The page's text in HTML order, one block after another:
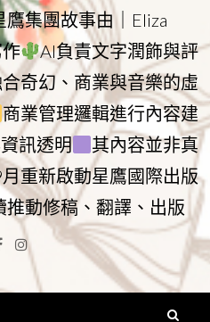
鷹集團故事由｜Eliza
AI負責文字潤飾與評
奇幻、商業與音樂的虛
商業管理邏輯進行內容建
訊透明
其內容並非真
重新啟動星鷹國際出版
推動修稿、翻譯、出版
Facebook
Instagram